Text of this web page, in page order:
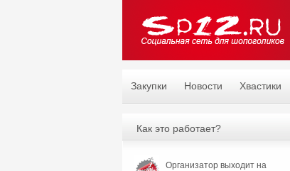
Закупки Новости Хвастики
Как это работает?
Организатор выходит на